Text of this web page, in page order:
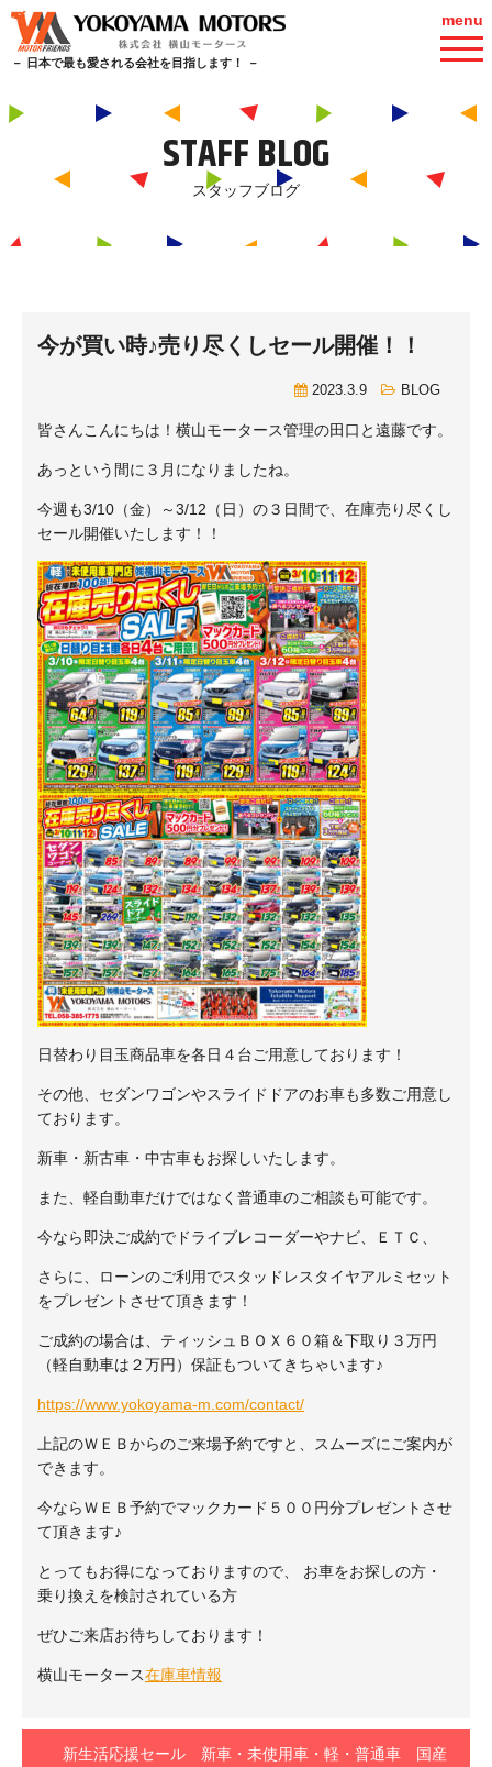
－ 日本で最も愛される会社を目指します！ －
menu
STAFF BLOG
スタッフブログ
今が買い時♪売り尽くしセール開催！！
2023.3.9 BLOG
皆さんこんにちは！横山モータース管理の田口と遠藤です。
あっという間に３月になりましたね。
今週も3/10（金）～3/12（日）の３日間で、在庫売り尽くし
セール開催いたします！！
日替わり目玉商品車を各日４台ご用意しております！
その他、セダンワゴンやスライドドアのお車も多数ご用意し
ております。
新車・新古車・中古車もお探しいたします。
また、軽自動車だけではなく普通車のご相談も可能です。
今なら即決ご成約でドライブレコーダーやナビ、ＥＴＣ、
さらに、ローンのご利用でスタッドレスタイヤアルミセット
をプレゼントさせて頂きます！
ご成約の場合は、ティッシュＢＯＸ６０箱＆下取り３万円
（軽自動車は２万円）保証もついてきちゃいます♪
https://www.yokoyama-m.com/contact/
上記のＷＥＢからのご来場予約ですと、スムーズにご案内が
できます。
今ならＷＥＢ予約でマックカード５００円分プレゼントさせ
て頂きます♪
とってもお得になっておりますので、 お車をお探しの方・
乗り換えを検討されている方
ぜひご来店お待ちしております！
横山モータース在庫車情報
新生活応援セール 新車・未使用車・軽・普通車 国産